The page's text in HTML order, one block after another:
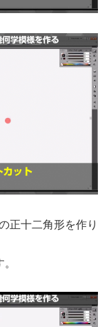
正十二角形を作り